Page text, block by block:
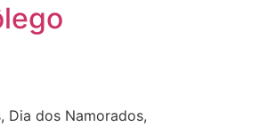
Dia dos Namorados,